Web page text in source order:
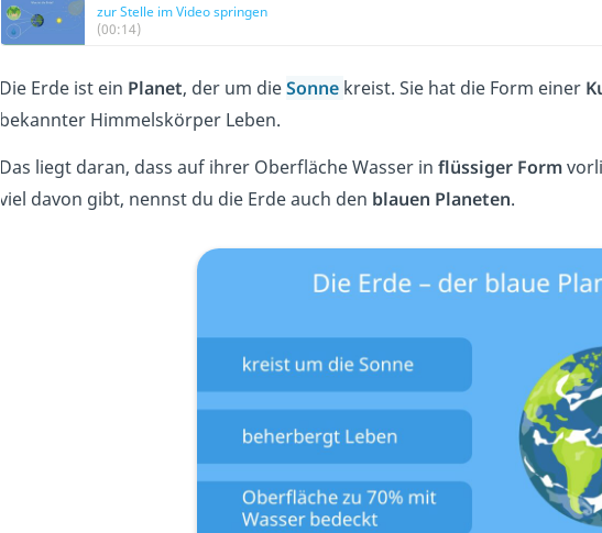
zur Stelle im Video springen
(00:14)
Die Erde ist ein Planet, der um dieSonne kreist. Sie hat die Form einer
bekannter Himmelskörper Leben.
Das liegt daran, dass auf ihrer Oberfläche Wasser in flüssiger Form
viel davon gibt, nennst du die Erde auch den blauen Planeten.